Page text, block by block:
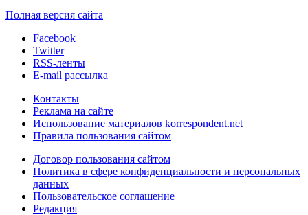
Полная версия сайта
Facebook
Twitter
RSS-ленты
E-mail рассылка
Контакты
Реклама на сайте
Использование материалов korrespondent.net
Правила пользования сайтом
Договор пользования сайтом
Политика в сфере конфиденциальности и персональных
данных
Пользовательское соглашение
Редакция